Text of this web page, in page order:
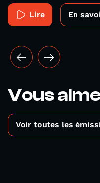
Lire En
Vous
Voir toutes les